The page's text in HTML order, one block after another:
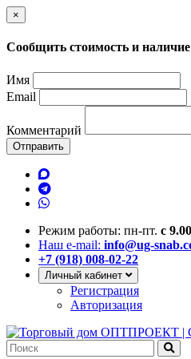
×
Сообщить стоимость и наличие
Имя
Email
Комментарий
Отправить
Режим работы: пн-пт. с
Наш e-mail: info@ug-
+7 (918) 008-02-22
Личный кабинет
Регистрация
Авторизация